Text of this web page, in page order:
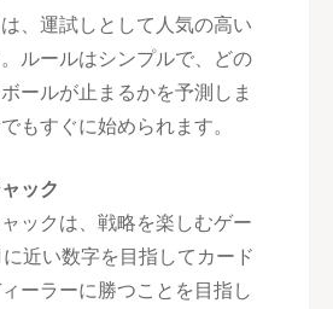
、運試しとして人気の高い
ルールはシンプルで、どの
ールが止まるかを予測しま
もすぐに始められます。
ック
ックは、戦略を楽しむゲー
近い数字を目指してカード
ーラーに勝つことを目指し